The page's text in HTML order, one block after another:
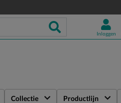
Inloggen
Collectie Productlijn